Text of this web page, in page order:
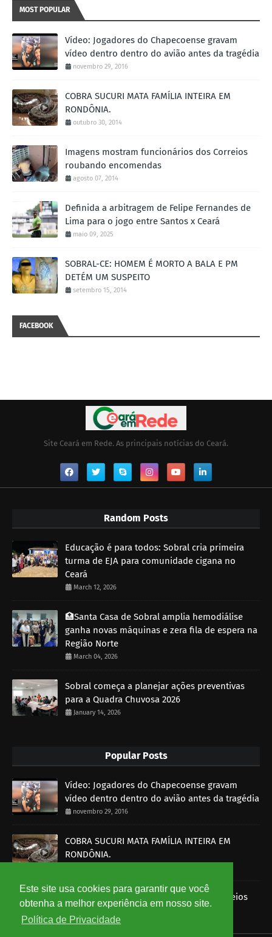
Este site usa cookies para garantir que você
obtenha a melhor experiência em nosso site.
Política de Privacidade
MOST POPULAR
Vídeo: Jogadores do Chapecoense gravam
vídeo dentro dentro do avião antes da tragédia
novembro 29, 2016
COBRA SUCURI MATA FAMÍLIA INTEIRA EM
RONDÔNIA.
outubro 30, 2014
Imagens mostram funcionários dos Correios
roubando encomendas
agosto 07, 2014
Definida a arbitragem de Felipe Fernandes de
Lima para o jogo entre Santos x Ceará
maio 09, 2025
SOBRAL-CE: HOMEM É MORTO A BALA E PM
DETÉM UM SUSPEITO
setembro 15, 2014
FACEBOOK
Site Ceará em Rede. As principais notícias do Ceará.
Random Posts
Educação é para todos: Sobral cria primeira
turma de EJA para comunidade cigana no
Ceará
March 12, 2026
🏥Santa Casa de Sobral amplia hemodiálise
ganha novas máquinas e zera fila de espera na
Região Norte
March 04, 2026
Sobral começa a planejar ações preventivas
para a Quadra Chuvosa 2026
January 14, 2026
Popular Posts
Vídeo: Jogadores do Chapecoense gravam
vídeo dentro dentro do avião antes da tragédia
novembro 29, 2016
COBRA SUCURI MATA FAMÍLIA INTEIRA EM
RONDÔNIA.
Imagens mostram funcionários dos Correios
roubando encomendas
agosto 07, 2014